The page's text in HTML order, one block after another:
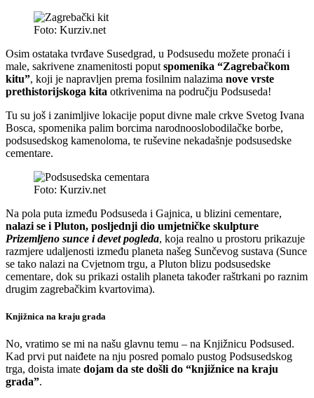
Foto: Kurziv.net
Osim ostataka tvrđave Susedgrad, u Podsusedu možete pronaći i
male, sakrivene znamenitosti poput spomenika “Zagrebačkom
kitu”, koji je napravljen prema fosilnim nalazima nove vrste
prethistorijskoga kita otkrivenima na području Podsuseda!
Tu su još i zanimljive lokacije poput divne male crkve Svetog Ivana
Bosca, spomenika palim borcima narodnooslobodilačke borbe,
podsusedskog kamenoloma, te ruševine nekadašnje podsusedske
cementare.
Foto: Kurziv.net
Na pola puta između Podsuseda i Gajnica, u blizini cementare,
nalazi se i Pluton, posljednji dio umjetničke skulpture
Prizemljeno sunce i devet pogleda, koja realno u prostoru prikazuje
razmjere udaljenosti između planeta našeg Sunčevog sustava (Sunce
se tako nalazi na Cvjetnom trgu, a Pluton blizu podsusedske
cementare, dok su prikazi ostalih planeta također raštrkani po raznim
drugim zagrebačkim kvartovima).
Knjižnica na kraju grada
No, vratimo se mi na našu glavnu temu – na Knjižnicu Podsused.
Kad prvi put naiđete na nju posred pomalo pustog Podsusedskog
trga, doista imate dojam da ste došli do “knjižnice na kraju
grada”.